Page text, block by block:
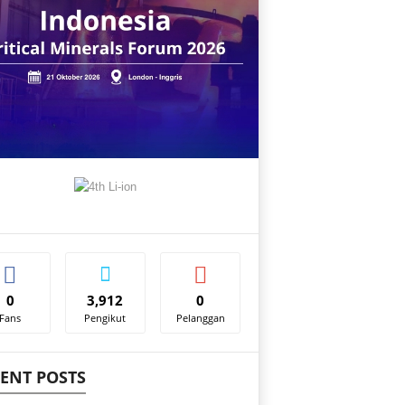
0
Fans
3,912
Pengikut
0
Pelanggan
POSTS